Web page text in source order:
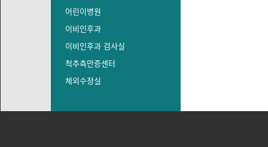
어린이병원
이비인후과
이비인후과 검사실
척추측만증센터
체외수정실